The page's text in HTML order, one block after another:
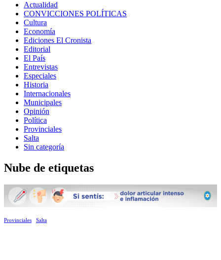
Actualidad
CONVICCIONES POLÍTICAS
Cultura
Economía
Ediciones El Cronista
Editorial
El País
Entrevistas
Especiales
Historia
Internacionales
Municipales
Opinión
Política
Provinciales
Salta
Sin categoría
Nube de etiquetas
Provinciales Salta